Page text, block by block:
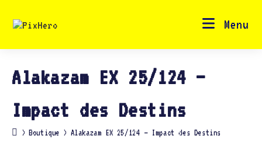
content
Menu
Alakazam EX 25/124 –
Impact des Destins
> Boutique > Alakazam EX 25/124 – Impact des Destins